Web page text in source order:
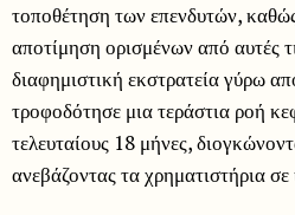
τοποθέτηση των επενδυτών,
αποτίμηση ορισμένων από αυτές
διαφημιστική εκστρατεία γύρω
τροφοδότησε μια τεράστια ροή
τελευταίους 18 μήνες,
ανεβάζοντας τα χρηματιστήρια